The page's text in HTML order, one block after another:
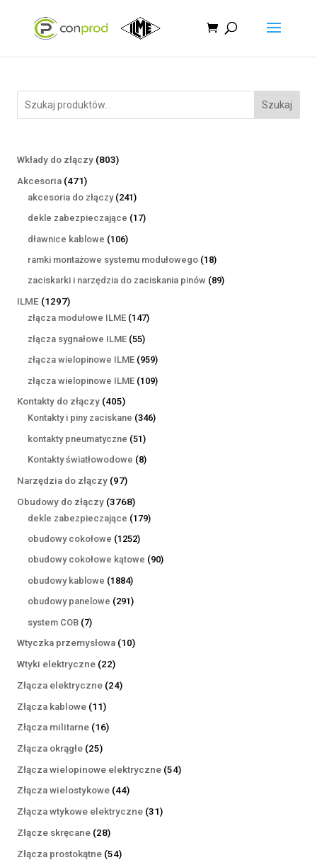
Szukaj
Wkłady do złączy 803803
Akcesoria 471471
produktów
akcesoria do złączy 241241
produktów
dekle zabezpieczające 1717
dławnice kablowe 106106
produktów
ramki montażowe systemu modułowego 1818
produktów
zaciskarki i narzędzia do zaciskania pinów 8989
ILME 12971297
produktów
złącza modułowe ILME 147147
złącza sygnałowe ILME 5555
produktów
złącza wielopinowe ILME 959959
produktów
złącza wielopinowe ILME 109109
Kontakty do złączy 405405
produktów
Kontakty i piny zaciskane 346346
kontakty pneumatyczne 5151
produktów
Kontakty światłowodowe 88
Narzędzia do złączy 9797
produktów
Obudowy do złączy 37683768
produktów
dekle zabezpieczające 179179
obudowy cokołowe 12521252
produkty
obudowy cokołowe kątowe 9090
obudowy kablowe 18841884
produkty
obudowy panelowe 291291
system COB 77
produktów
Wtyczka przemysłowa 1010
Wtyki elektryczne 2222
produkty
Złącza elektryczne 2424
Złącza kablowe 1111
produktów
Złącza militarne 1616
Złącza okrągłe 2525
produktów
Złącza wielopinowe elektryczne 5454
Złącza wielostykowe 4444
produkty
Złącza wtykowe elektryczne 3131
Złącze skręcane 2828
produktów
Złącza prostokątne 5454